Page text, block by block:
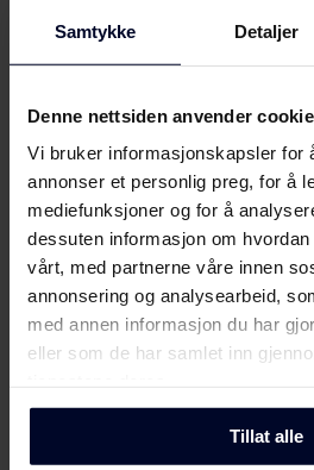
Samtykke Detaljer
Denne nettsiden anvender
Vi bruker informasjonskapsler for
annonser et personlig preg, for å
mediefunksjoner og for å
dessuten informasjon om
vårt, med partnerne våre innen
annonsering og analysearbeid,
med annen informasjon du har
eller som de har samlet inn
Tillat alle
Brukermanual
Brukermanual
Monteringsveiledning
Produktbilde IN 6244 TI N
N
VelgGRAM
...fordi vi fokuserer på kvalitet og
holdbarhet ved å utvikle
funksjonelle
tidløs skandinavisk design for å
Les mere her